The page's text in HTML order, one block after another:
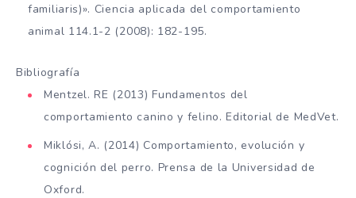
familiaris)». Ciencia aplicada del comportamiento
animal 114.1-2 (2008): 182-195.
Bibliografía
Mentzel. RE (2013) Fundamentos del
comportamiento canino y felino. Editorial de MedVet.
Miklósi, A. (2014) Comportamiento, evolución y
cognición del perro. Prensa de la Universidad de
Oxford.